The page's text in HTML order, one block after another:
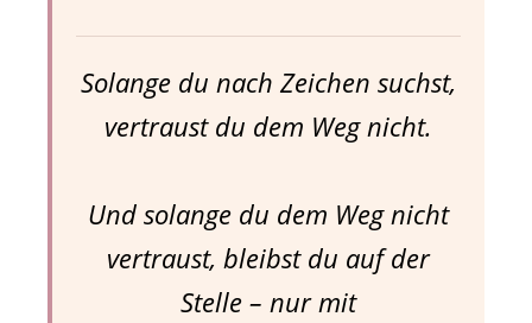
Solange du nach Zeichen suchst,
vertraust du dem Weg nicht.
Und solange du dem Weg nicht
vertraust, bleibst du auf der
Stelle – nur mit